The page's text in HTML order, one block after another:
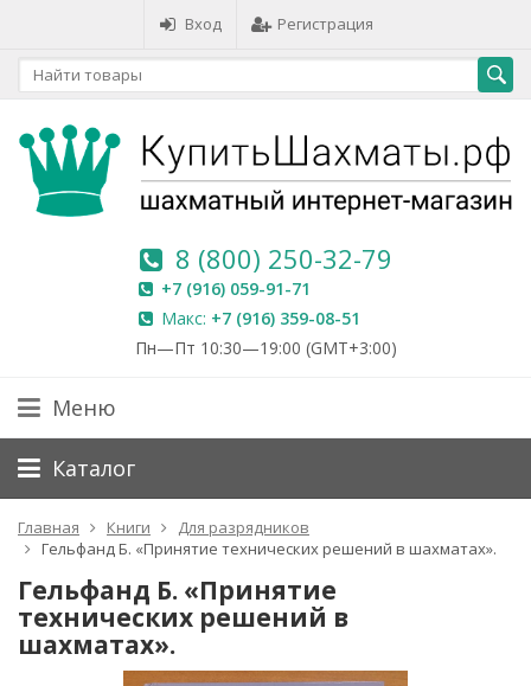
Вход Регистрация
8 (800) 250-32-79
+7 (916) 059-91-71
Макс: +7 (916) 359-08-51
Пн—Пт 10:30—19:00 (GMT+3:00)
Меню
Каталог
Главная Книги
Для разрядников
Гельфанд Б. «Принятие технических решений в шахматах».
Гельфанд Б. «Принятие
технических решений в
шахматах».